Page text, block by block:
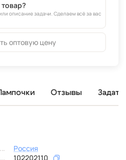
описание задачи. Сделаем всё за вас
оптовую цену
Отзывы
Россия
102202110